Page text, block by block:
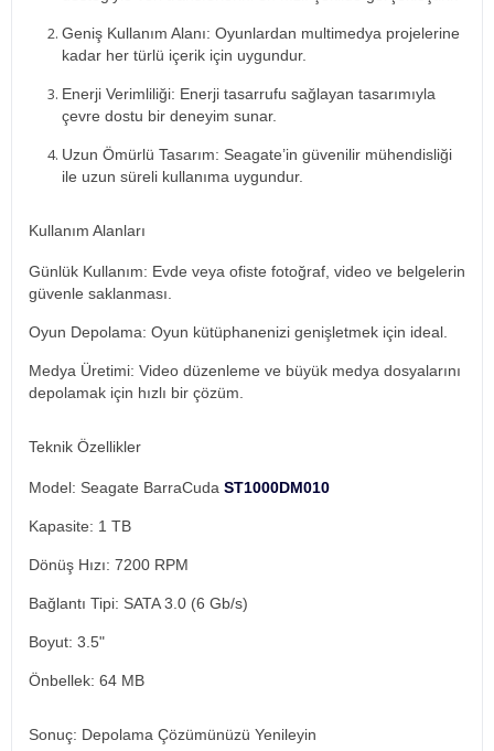
Geniş Kullanım Alanı: Oyunlardan multimedya projelerine
kadar her türlü içerik için uygundur.
Enerji Verimliliği: Enerji tasarrufu sağlayan tasarımıyla
çevre dostu bir deneyim sunar.
Uzun Ömürlü Tasarım: Seagate’in güvenilir mühendisliği
ile uzun süreli kullanıma uygundur.
Kullanım Alanları
Günlük Kullanım: Evde veya ofiste fotoğraf, video ve belgelerin
güvenle saklanması.
Oyun Depolama: Oyun kütüphanenizi genişletmek için ideal.
Medya Üretimi: Video düzenleme ve büyük medya dosyalarını
depolamak için hızlı bir çözüm.
Teknik Özellikler
Model: Seagate BarraCuda ST1000DM010
Kapasite: 1 TB
Dönüş Hızı: 7200 RPM
Bağlantı Tipi: SATA 3.0 (6 Gb/s)
Boyut: 3.5"
Önbellek: 64 MB
Sonuç: Depolama Çözümünüzü Yenileyin